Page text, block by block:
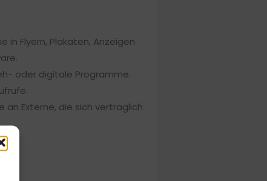
in Flyern, Plakaten, Anzeigen
oder digitale Programme.
Externe, die sich vertraglich